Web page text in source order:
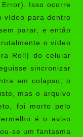
Isso ocorre
vídeo para dentro
parar, e então
o vídeo
Roll) do celular
sincronizar
em colapso; o
mas o arquivo
foi morto pelo
é o aviso
se um fantasma